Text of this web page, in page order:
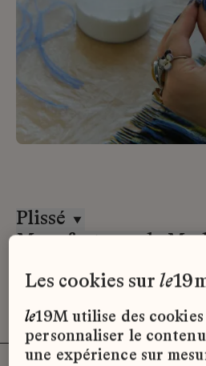
Plissé
Manufactures de
les cookies surle
le19M utilise des
personnaliser le
une expérience sur